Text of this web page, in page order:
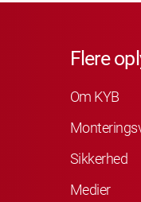
Flere
Om KYB
Sikkerhed
Medier